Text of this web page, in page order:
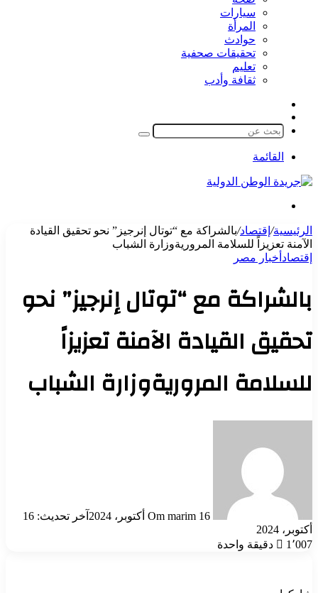
سيارات
المرأة
حوادث
تحقيقات صحفية
تعليم
ثقافة وأدب
المظلم
بحث
القائمة
الرئيسية/ إقتصاد/بالشراكة مع “توتال إنرجيز” نحو تحقيق القيادة
الآمنة تعزيزاً للسلامة المروريةوزارة الشباب
إقتصاد أخبار مصر
بالشراكة مع “توتال إنرجيز” نحو
تحقيق القيادة الآمنة تعزيزاً
للسلامة المروريةوزارة الشباب
Om marim 16 أكتوبر، 2024
آخر تحديث: 16
أكتوبر، 2024
1٬007
دقيقة واحدة